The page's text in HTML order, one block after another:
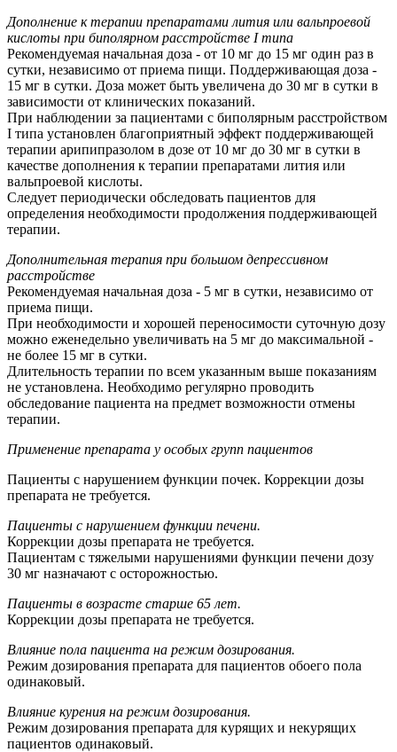
Дополнение к терапии препаратами лития или вальпроевой
кислоты при биполярном расстройстве I типа
Рекомендуемая начальная доза - от 10 мг до 15 мг один раз в
сутки, независимо от приема пищи. Поддерживающая доза -
15 мг в сутки. Доза может быть увеличена до 30 мг в сутки в
зависимости от клинических показаний.
При наблюдении за пациентами с биполярным расстройством
I типа установлен благоприятный эффект поддерживающей
терапии арипипразолом в дозе от 10 мг до 30 мг в сутки в
качестве дополнения к терапии препаратами лития или
вальпроевой кислоты.
Следует периодически обследовать пациентов для
определения необходимости продолжения поддерживающей
терапии.
Дополнительная терапия при большом депрессивном
расстройстве
Рекомендуемая начальная доза - 5 мг в сутки, независимо от
приема пищи.
При необходимости и хорошей переносимости суточную дозу
можно еженедельно увеличивать на 5 мг до максимальной -
не более 15 мг в сутки.
Длительность терапии по всем указанным выше показаниям
не установлена. Необходимо регулярно проводить
обследование пациента на предмет возможности отмены
терапии.
Применение препарата у особых групп пациентов
Пациенты с нарушением функции почек. Коррекции дозы
препарата не требуется.
Пациенты с нарушением функции печени.
Коррекции дозы препарата не требуется.
Пациентам с тяжелыми нарушениями функции печени дозу
30 мг назначают с осторожностью.
Пациенты в возрасте старше 65 лет.
Коррекции дозы препарата не требуется.
Влияние пола пациента на режим дозирования.
Режим дозирования препарата для пациентов обоего пола
одинаковый.
Влияние курения на режим дозирования.
Режим дозирования препарата для курящих и некурящих
пациентов одинаковый.